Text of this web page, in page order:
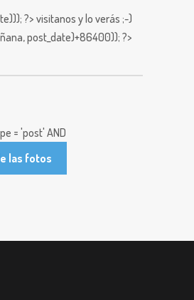
?>visitanos y lo verás ;-)
post_date)+86400)); ?>
= 'post' AND
las fotos